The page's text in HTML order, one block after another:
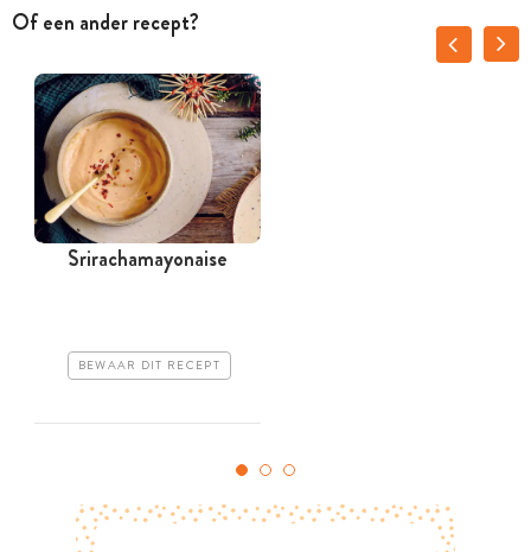
Of een ander recept?
Srirachamayonaise
BEWAAR DIT RECEPT